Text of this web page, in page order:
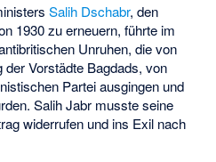
Salih Dschabr, den
1930 zu erneuern, führte im
Unruhen, die von
Vorstädte Bagdads, von
Partei ausgingen und
Salih Jabr musste seine
widerrufen und ins Exil nach